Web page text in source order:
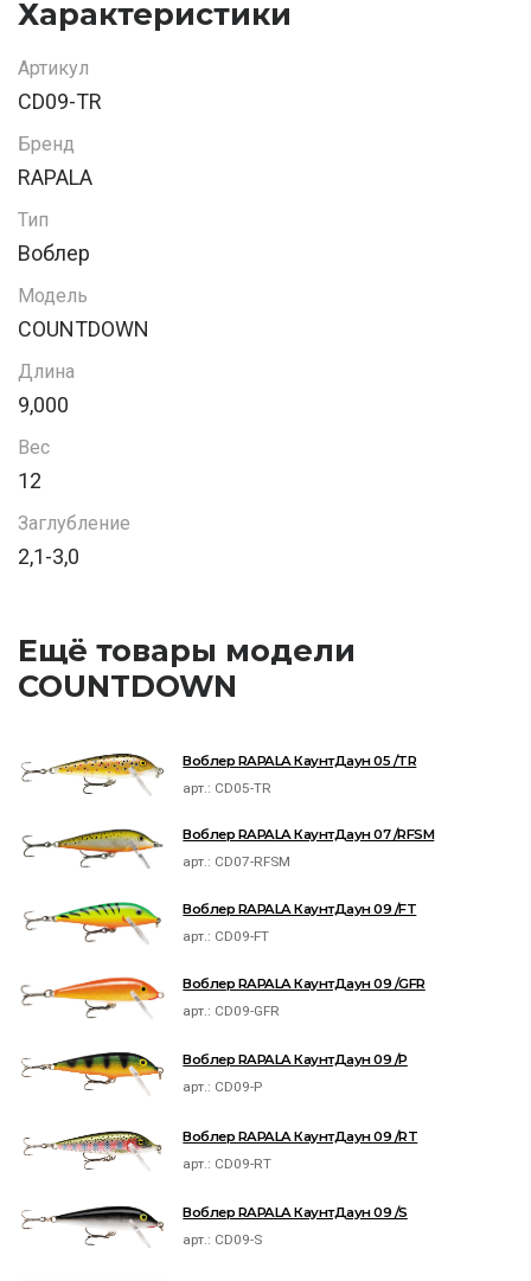
Характеристики
Артикул
CD09-TR
Бренд
RAPALA
Тип
Воблер
Модель
COUNTDOWN
Длина
9,000
Вес
12
Заглубление
2,1-3,0
Ещё товары модели
COUNTDOWN
Воблер RAPALA КаунтДаун 05 /TR
арт.: CD05-TR
Воблер RAPALA КаунтДаун 07 /RFSM
арт.: CD07-RFSM
Воблер RAPALA КаунтДаун 09 /FT
арт.: CD09-FT
Воблер RAPALA КаунтДаун 09 /GFR
арт.: CD09-GFR
Воблер RAPALA КаунтДаун 09 /P
арт.: CD09-P
Воблер RAPALA КаунтДаун 09 /RT
арт.: CD09-RT
Воблер RAPALA КаунтДаун 09 /S
арт.: CD09-S